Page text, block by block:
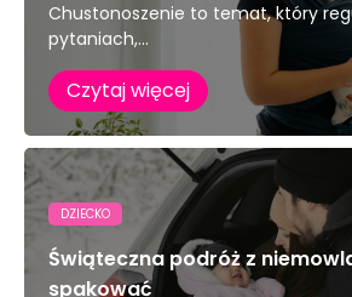
Chustonoszenie to temat, który
pytaniach,...
Czytaj więcej
DZIECKO
Świąteczna podróż z
spakować